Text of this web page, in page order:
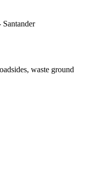
Santander
waste ground